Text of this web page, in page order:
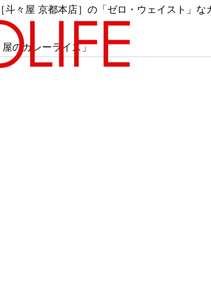
斗々屋 京都本店］の「ゼロ・ウェイスト」な
のカレーライス」